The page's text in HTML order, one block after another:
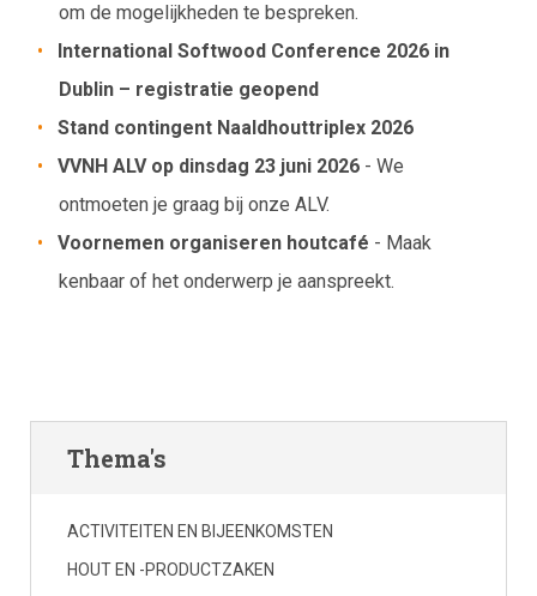
om de mogelijkheden te bespreken.
International Softwood Conference 2026 in
Dublin – registratie geopend
Stand contingent Naaldhouttriplex 2026
VVNH ALV op dinsdag 23 juni 2026 - We
ontmoeten je graag bij onze ALV.
Voornemen organiseren houtcafé - Maak
kenbaar of het onderwerp je aanspreekt.
Thema's
ACTIVITEITEN EN BIJEENKOMSTEN
HOUT EN -PRODUCTZAKEN